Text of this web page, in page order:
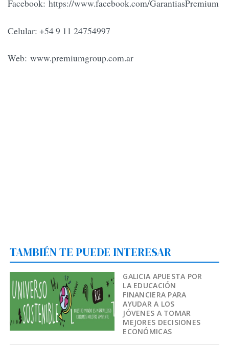
Facebook: https://www.facebook.com/GarantiasPremium
Celular: +54 9 11 24754997
Web: www.premiumgroup.com.ar
TAMBIÉN TE PUEDE INTERESAR
GALICIA APUESTA POR
LA EDUCACIÓN
FINANCIERA PARA
AYUDAR A LOS
JÓVENES A TOMAR
MEJORES DECISIONES
ECONÓMICAS